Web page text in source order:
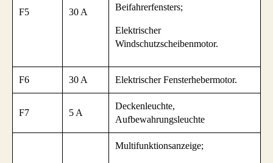
F5 30 A
Beifahrerfensters;
Elektrischer
Windschutzscheibenmotor.
F6 30 A Elektrischer Fensterhebermotor.
F7 5 A
Deckenleuchte,
Aufbewahrungsleuchte
Multifunktionsanzeige;